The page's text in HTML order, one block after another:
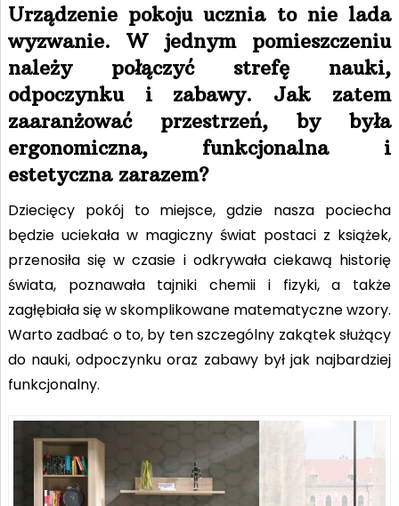
Urządzenie pokoju ucznia to nie lada
wyzwanie. W jednym pomieszczeniu
należy połączyć strefę nauki,
odpoczynku i zabawy. Jak zatem
zaaranżować przestrzeń, by była
ergonomiczna, funkcjonalna i
estetyczna zarazem?
Dziecięcy pokój to miejsce, gdzie nasza pociecha
będzie uciekała w magiczny świat postaci z książek,
przenosiła się w czasie i odkrywała ciekawą historię
świata, poznawała tajniki chemii i fizyki, a także
zagłębiała się w skomplikowane matematyczne wzory.
Warto zadbać o to, by ten szczególny zakątek służący
do nauki, odpoczynku oraz zabawy był jak najbardziej
funkcjonalny.